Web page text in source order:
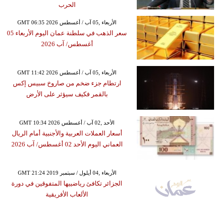
الحرب
GMT 06:35 2026 الأربعاء ,05 آب / أغسطس
سعر الذهب في سلطنة عمان اليوم الأربعاء 05
أغسطس/ آب 2026
GMT 11:42 2026 الأربعاء ,05 آب / أغسطس
ارتطام جزء ضخم من صاروخ سبيس إكس
بالقمر فكيف سيؤثر على الأرض
GMT 10:34 2026 الأحد ,02 آب / أغسطس
أسعار العملات العربية والأجنبية أمام الريال
العماني اليوم الأحد 02 أغسطس/ آب 2026
GMT 21:24 2019 الأربعاء ,04 أيلول / سبتمبر
الجزائر تكافئ رياضييها المتفوقين في دورة
الألعاب الأفريقية